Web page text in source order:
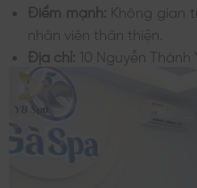
Điểm mạnh: Không gian
nhân viên thân thiện.
Địa chỉ: 10 Nguyễn Thành